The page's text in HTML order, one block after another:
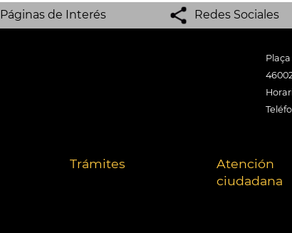
Páginas de Interés Redes Sociales
Trámites
Atención
ciudadana